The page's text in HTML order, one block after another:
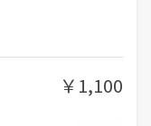
￥1,100